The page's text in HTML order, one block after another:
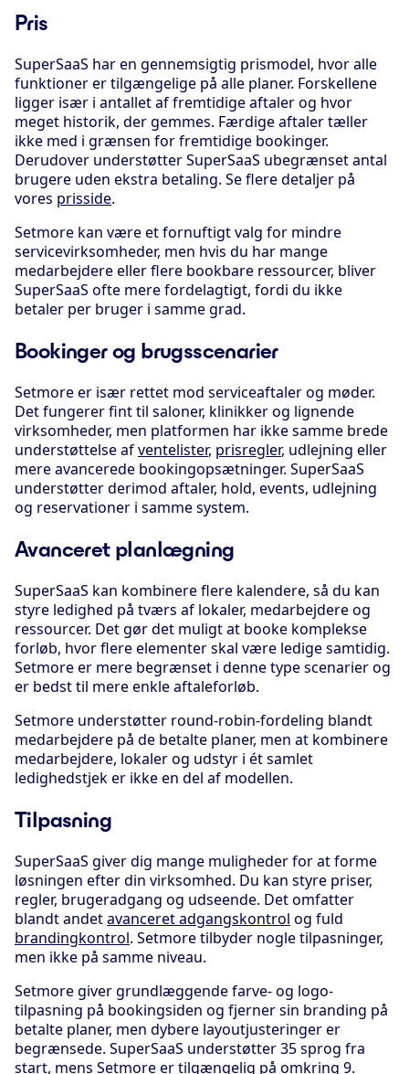
Pris
SuperSaaS har en gennemsigtig prismodel, hvor alle
funktioner er tilgængelige på alle planer. Forskellene
ligger især i antallet af fremtidige aftaler og hvor
meget historik, der gemmes. Færdige aftaler tæller
ikke med i grænsen for fremtidige bookinger.
Derudover understøtter SuperSaaS ubegrænset antal
brugere uden ekstra betaling. Se flere detaljer på
vores prisside.
Setmore kan være et fornuftigt valg for mindre
servicevirksomheder, men hvis du har mange
medarbejdere eller flere bookbare ressourcer, bliver
SuperSaaS ofte mere fordelagtigt, fordi du ikke
betaler per bruger i samme grad.
Bookinger og brugsscenarier
Setmore er især rettet mod serviceaftaler og møder.
Det fungerer fint til saloner, klinikker og lignende
virksomheder, men platformen har ikke samme brede
understøttelse afventelister, prisregler, udlejning eller
mere avancerede bookingopsætninger. SuperSaaS
understøtter derimod aftaler, hold, events, udlejning
og reservationer i samme system.
Avanceret planlægning
SuperSaaS kan kombinere flere kalendere, så du kan
styre ledighed på tværs af lokaler, medarbejdere og
ressourcer. Det gør det muligt at booke komplekse
forløb, hvor flere elementer skal være ledige samtidig.
Setmore er mere begrænset i denne type scenarier og
er bedst til mere enkle aftaleforløb.
Setmore understøtter round-robin-fordeling blandt
medarbejdere på de betalte planer, men at kombinere
medarbejdere, lokaler og udstyr i ét samlet
ledighedstjek er ikke en del af modellen.
Tilpasning
SuperSaaS giver dig mange muligheder for at forme
løsningen efter din virksomhed. Du kan styre priser,
regler, brugeradgang og udseende. Det omfatter
blandt andetavanceret adgangskontrol og fuld
brandingkontrol. Setmore tilbyder nogle tilpasninger,
men ikke på samme niveau.
Setmore giver grundlæggende farve- og logo-
tilpasning på bookingsiden og fjerner sin branding på
betalte planer, men dybere layoutjusteringer er
begrænsede. SuperSaaS understøtter 35 sprog fra
start, mens Setmore er tilgængelig på omkring 9.